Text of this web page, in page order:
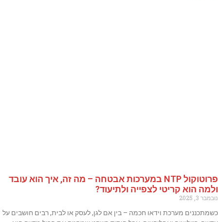
פרוטוקול NTP במערכות אבטחה – מה זה, איך הוא עובד
ולמה הוא קריטי לצפייה ולתיעוד?
נובמבר 3, 2025
כשמתכננים מערכת וידאו חכמה – בין אם לגן, לעסק או לבית, רבים חושבים על